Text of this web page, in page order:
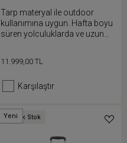
Tarp materyal ile outdoor
kullanımına uygun. Hafta boyu
süren yolculuklarda ve uzun
Duffle çantamız elde taşınabilir
kullanılabilir.
11.999,00 TL
Karşılaştır
Düşük Stok
Yeni